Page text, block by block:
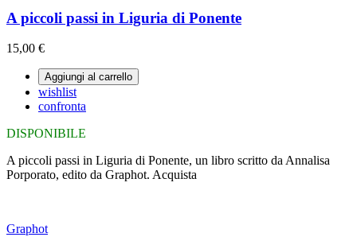
A piccoli passi in Liguria di Ponente
15,00 €
Aggiungi al carrello
wishlist
confronta
DISPONIBILE
A piccoli passi in Liguria di Ponente, un libro scritto da Annalisa
Porporato, edito da Graphot. Acquista
Graphot